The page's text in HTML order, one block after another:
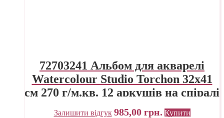
72703241 Альбом для акварелі
Watercolour Studio Torchon 32х41
см 270 г/м.кв. 12 аркушів на спіралі
Fabriano Італія
Залишити відгук 985,00 грн. Купити